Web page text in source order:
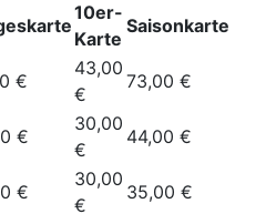
10er-
Karte
Saisonkarte
€
43,00
€
73,00 €
€
30,00
€
44,00 €
€
30,00
€
35,00 €